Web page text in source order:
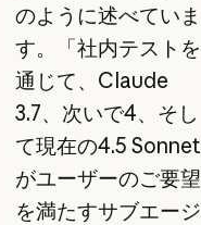
のように述べていま
す。「社内テストを
通じて、Claude
3.7、次いで4、そし
て現在の4.5 Sonnet
がユーザーのご要望
を満たすサブエージ